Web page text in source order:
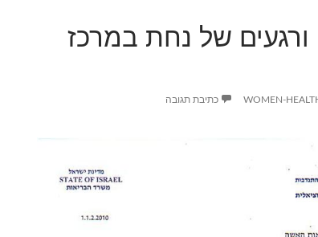
ורגעים של נחת במרכז
WOMEN- כתיבת תגובה